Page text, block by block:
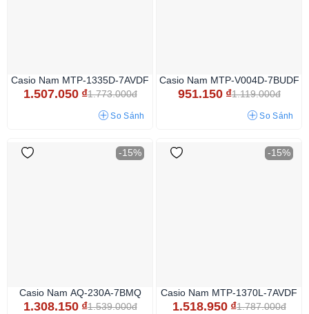
Casio Nam MTP-1335D-7AVDF
1.507.050 ₫1.773.000đ
So Sánh
Casio Nam MTP-V004D-7BUDF
951.150 ₫1.119.000đ
So Sánh
-15%
Casio Nam AQ-230A-7BMQ
1.308.150 ₫1.539.000đ
-15%
Casio Nam MTP-1370L-7AVDF
1.518.950 ₫1.787.000đ